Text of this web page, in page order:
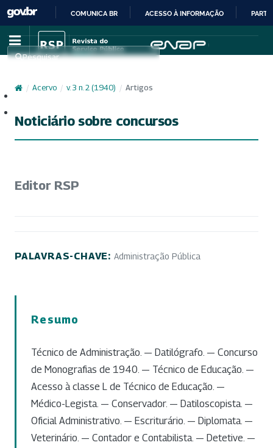
IR
PARA
CONTEÚDO
COMUNICA BR ACESSO À INFORMAÇÃO
Pesquisar
/ Acervo / v. 3 n. 2 (1940) / Artigos
Noticiário sobre concursos
Editor RSP
PALAVRAS-CHAVE: Administração Pública
Resumo
Técnico de Administração. — Datilógrafo. — Concurso
de Monografias de 1940. — Técnico de Educação. —
Acesso à classe L de Técnico de Educação. —
Médico-Legista. — Conservador. — Datiloscopista. —
Oficial Administrativo. — Escriturário. — Diplomata. —
Veterinário. — Contador e Contabilista. — Detetive. —